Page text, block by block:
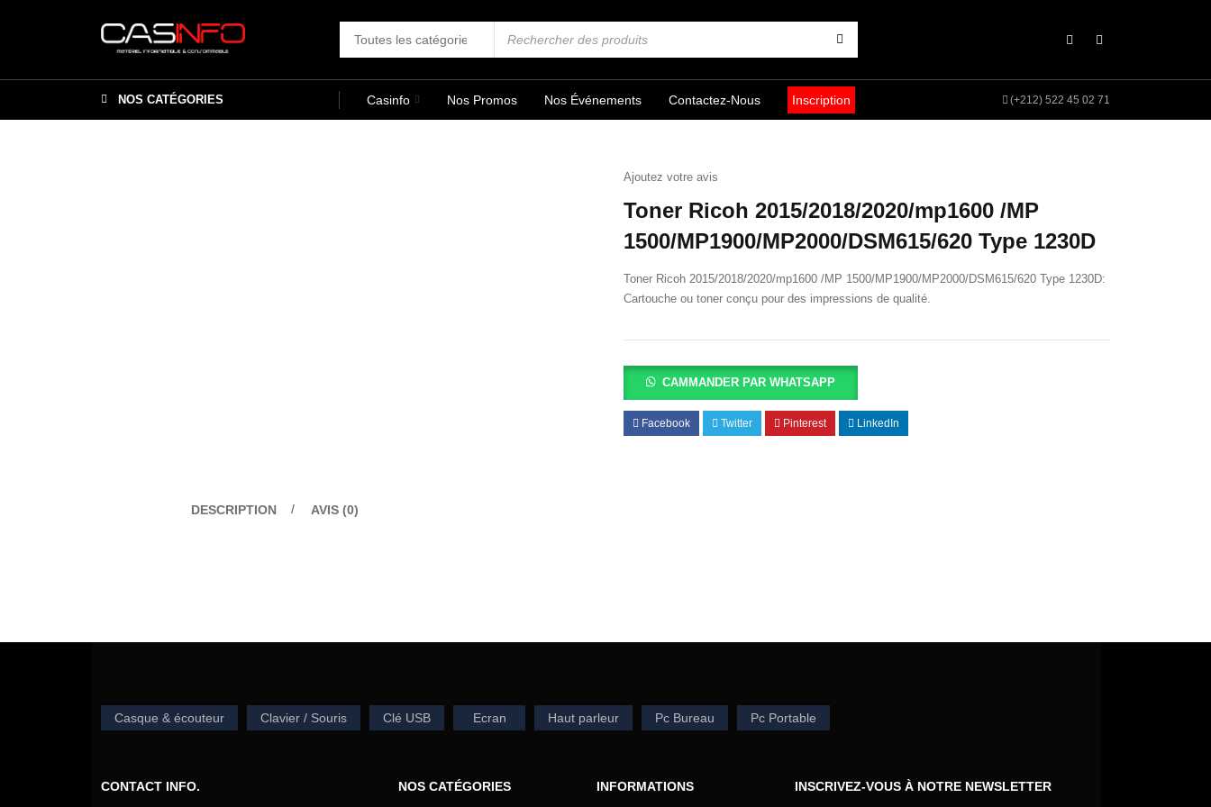
NOS CATÉGORIES Casinfo Nos Promos Nos Événements Contactez-Nous Inscription (+212) 522 45 02 71
Ajoutez votre avis
Toner Ricoh 2015/2018/2020/mp1600 /MP
1500/MP1900/MP2000/DSM615/620 Type 1230D
Toner Ricoh 2015/2018/2020/mp1600 /MP 1500/MP1900/MP2000/DSM615/620 Type 1230D:
Cartouche ou toner conçu pour des impressions de qualité.
CAMMANDER PAR WHATSAPP
Facebook Twitter Pinterest LinkedIn
DESCRIPTION AVIS (0)
Casque & écouteur Clavier / Souris Clé USB Ecran Haut parleur Pc Bureau Pc Portable
CONTACT INFO. NOS CATÉGORIES INFORMATIONS INSCRIVEZ-VOUS À NOTRE NEWSLETTER